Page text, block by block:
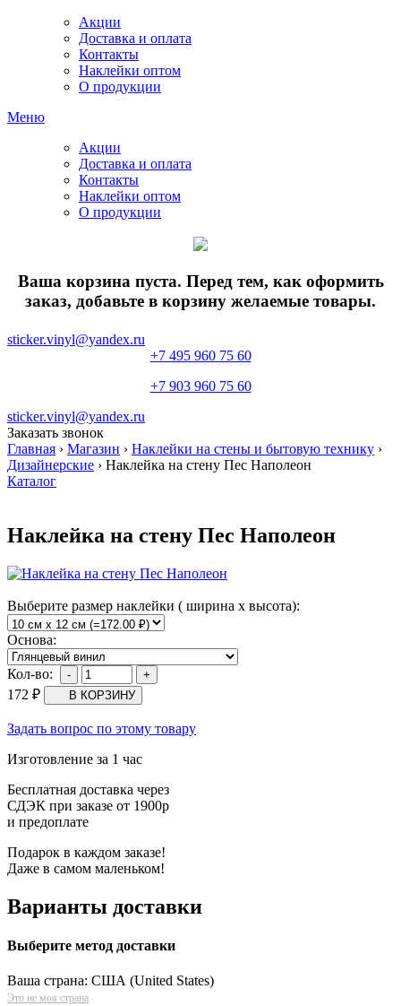
Акции
Доставка и оплата
Контакты
Наклейки оптом
О продукции
Меню
Акции
Доставка и оплата
Контакты
Наклейки оптом
О продукции
Ваша корзина пуста. Перед тем, как оформить
заказ, добавьте в корзину желаемые товары.
sticker.vinyl@yandex.ru
+7 495 960 75 60
+7 903 960 75 60
sticker.vinyl@yandex.ru
Заказать звонок
Главная › Магазин › Наклейки на стены и бытовую технику ›
Дизайнерские › Наклейка на стену Пес Наполеон
Каталог
Наклейка на стену Пес Наполеон
Выберите размер наклейки ( ширина х высота):
Основа:
Кол-во:
172 ₽
Задать вопрос по этому товару
Изготовление за 1 час
Бесплатная доставка через
СДЭК при заказе от 1900р
и предоплате
Подарок в каждом заказе!
Даже в самом маленьком!
Варианты доставки
Выберите метод доставки
Ваша страна: США (United States)
Это не моя страна